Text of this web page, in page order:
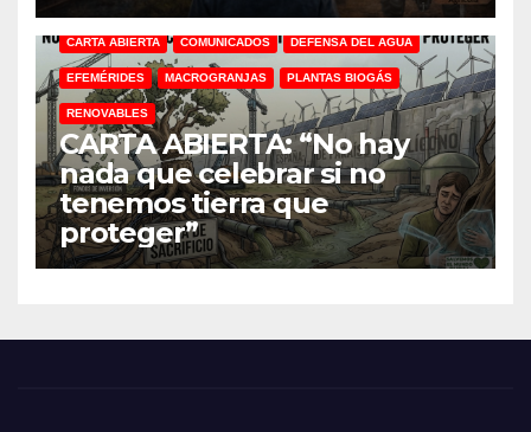
CARTA ABIERTA COMUNICADOS DEFENSA DEL AGUA
EFEMÉRIDES MACROGRANJAS PLANTAS BIOGÁS
RENOVABLES
CARTA ABIERTA: “No hay
nada que celebrar si no
tenemos tierra que
proteger”